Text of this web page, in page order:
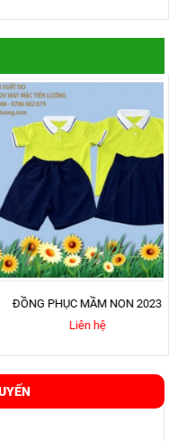
ĐỒNG PHỤC MẦM NON 2023
Liên hệ